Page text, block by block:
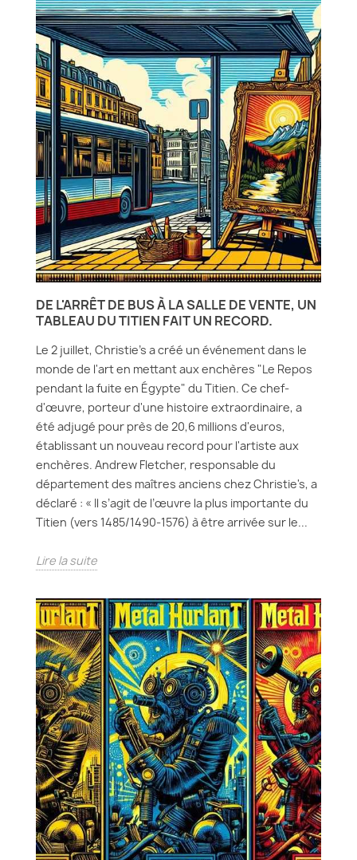
DE L'ARRÊT DE BUS À LA SALLE DE VENTE, UN
TABLEAU DU TITIEN FAIT UN RECORD.
Le 2 juillet, Christie's a créé un événement dans le
monde de l'art en mettant aux enchères "Le Repos
pendant la fuite en Égypte" du Titien. Ce chef-
d'œuvre, porteur d'une histoire extraordinaire, a
été adjugé pour près de 20,6 millions d'euros,
établissant un nouveau record pour l'artiste aux
enchères. Andrew Fletcher, responsable du
département des maîtres anciens chez Christie's, a
déclaré : « Il s’agit de l’œuvre la plus importante du
Titien (vers 1485/1490-1576) à être arrivée sur le...
Lire la suite